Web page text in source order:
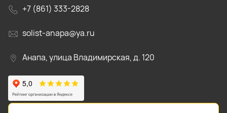
+7 (861) 333-2828
solist-anapa@ya.ru
Анапа, улица Владимирская, д. 120